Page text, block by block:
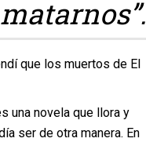
matarnos”.
que los muertos de El
una novela que llora y
ser de otra manera. En